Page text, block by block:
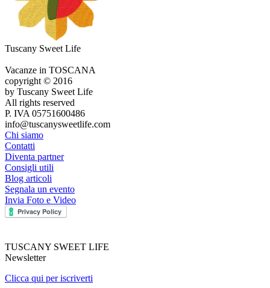
Tuscany Sweet Life
Vacanze in TOSCANA
copyright © 2016
by Tuscany Sweet Life
All rights reserved
P. IVA 05751600486
info@tuscanysweetlife.com
Chi siamo
Contatti
Diventa partner
Consigli utili
Blog articoli
Segnala un evento
Invia Foto e Video
TUSCANY SWEET LIFE
Newsletter
Clicca qui per iscriverti